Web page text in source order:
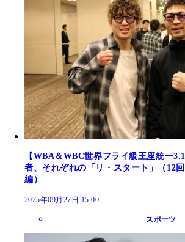
【WBA＆WBC世界フライ級王座統一
者、それぞれの「リ・スタート」（12
編）
2025年09月27日 15:00
スポーツ